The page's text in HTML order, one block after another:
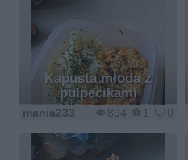
Kapusta młoda z
pulpecikami
894 1 0
mania233